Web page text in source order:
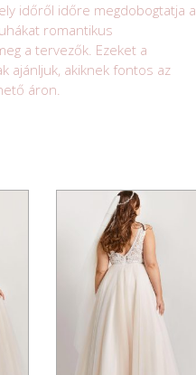
időről időre megdobogtatja a
romantikus
a tervezők. Ezeket a
ajánljuk, akiknek fontos az
áron.